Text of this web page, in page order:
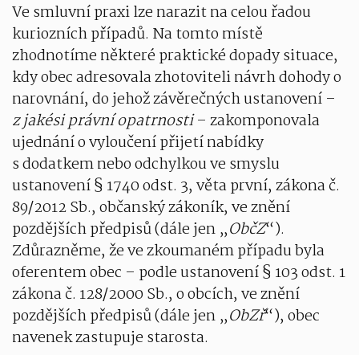
Ve smluvní praxi lze narazit na celou řadou
kuriozních případů. Na tomto místě
zhodnotíme některé praktické dopady situace,
kdy obec adresovala zhotoviteli návrh dohody o
narovnání, do jehož závěrečných ustanovení –
z jakési právní opatrnosti– zakomponovala
ujednání o vyloučení přijetí nabídky
s dodatkem nebo odchylkou ve smyslu
ustanovení § 1740 odst. 3, věta první, zákona č.
89/2012 Sb., občanský zákoník, ve znění
pozdějších předpisů (dále jen „ObčZ“).
Zdůrazněme, že ve zkoumaném případu byla
oferentem obec – podle ustanovení § 103 odst. 1
zákona č. 128/2000 Sb., o obcích, ve znění
pozdějších předpisů (dále jen „ObZř“), obec
navenek zastupuje starosta.